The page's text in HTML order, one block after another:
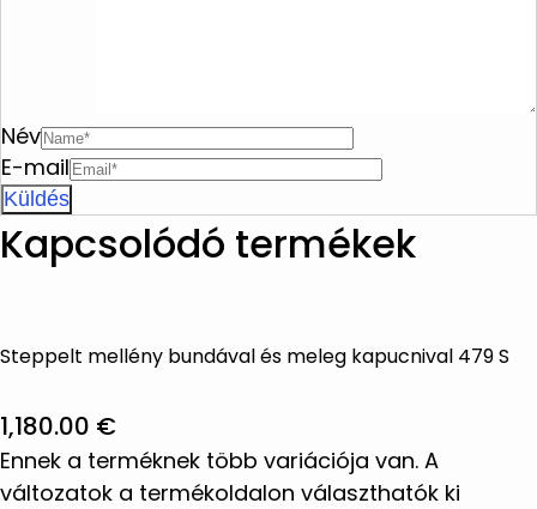
Név
E-mail
Kapcsolódó termékek
Steppelt mellény bundával és meleg kapucnival 479 S
1,180.00 €
Ennek a terméknek több variációja van. A
változatok a termékoldalon választhatók ki